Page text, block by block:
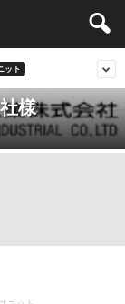
ット
様